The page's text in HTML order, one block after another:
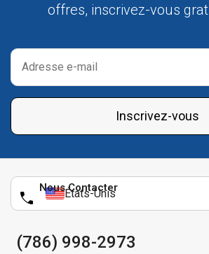
offres, inscrivez-vous
Inscrivez-vous
Nous Contacter
États-Unis
(786) 998-2973